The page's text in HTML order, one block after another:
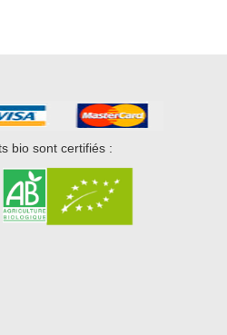
bio sont certifiés :